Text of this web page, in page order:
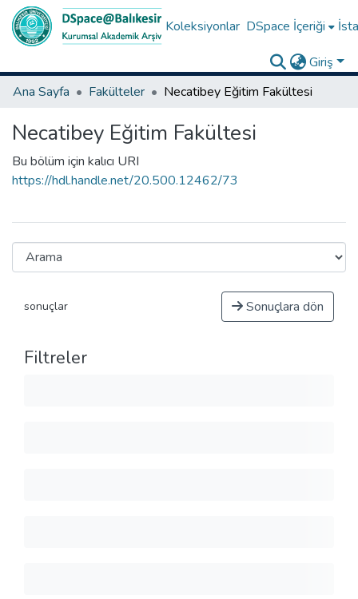
Koleksiyonlar DSpace İçeriği
Giriş
Ana Sayfa
Fakülteler Necatibey Eğitim Fakültesi
Necatibey Eğitim Fakültesi
Bu bölüm için kalıcı URI
https://hdl.handle.net/20.500.12462/73
sonuçlar Sonuçlara dön
Filtreler